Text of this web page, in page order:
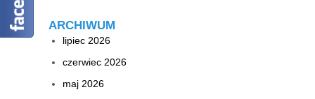
ARCHIWUM
lipiec 2026
czerwiec 2026
maj 2026